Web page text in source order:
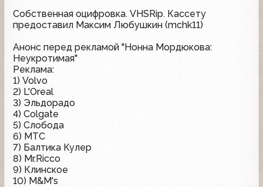
Собственная оцифровка. VHSRip. Кассету
предоставил Максим Любушкин (mchk11)
Анонс перед рекламой "Нонна Мордюкова:
Неукротимая"
Реклама:
1) Volvo
2) L'Oreal
3) Эльдорадо
4) Colgate
5) Слобода
6) МТС
7) Балтика Кулер
8) Mr.Ricco
9) Клинское
10) M&M's